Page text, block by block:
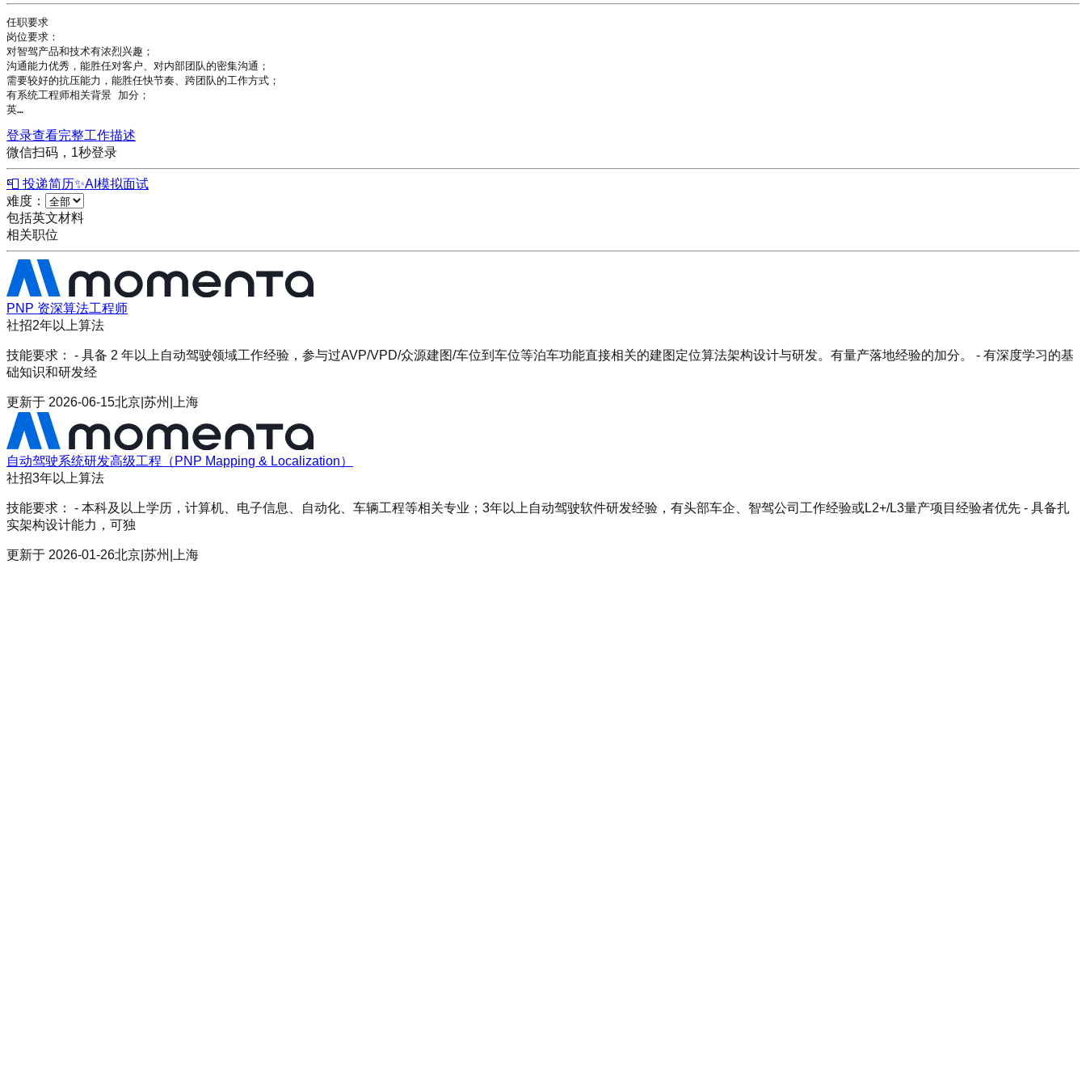
任职要求
岗位要求：
对智驾产品和技术有浓烈兴趣；
沟通能力优秀，能胜任对客户、对内部团队的密集沟通；
需要较好的抗压能力，能胜任快节奏、跨团队的工作方式；
有系统工程师相关背景 加分；
英…
登录查看完整工作描述
微信扫码，1秒登录
📮 投递简历✨AI模拟面试
难度：
包括英文材料
相关职位
PNP 资深算法工程师
社招2年以上算法
技能要求： - 具备 2 年以上自动驾驶领域工作经验，参与过AVP/VPD/众源建图/车位到车位等泊车功能直接相关的建图定位算法架构设计与研发。有量产落地经验的加分。 - 有深度学习的基
础知识和研发经
更新于 2026-06-15北京|苏州|上海
自动驾驶系统研发高级工程（PNP Mapping & Localization）
社招3年以上算法
技能要求： - 本科及以上学历，计算机、电子信息、自动化、车辆工程等相关专业；3年以上自动驾驶软件研发经验，有头部车企、智驾公司工作经验或L2+/L3量产项目经验者优先 - 具备扎
实架构设计能力，可独
更新于 2026-01-26北京|苏州|上海